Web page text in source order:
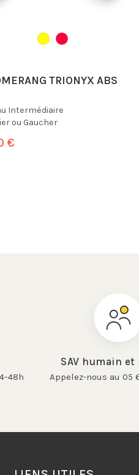
TRIONYX ABS
Intermédiaire
ou Gaucher
€
48h
SAV humain
Appelez-nous au 05